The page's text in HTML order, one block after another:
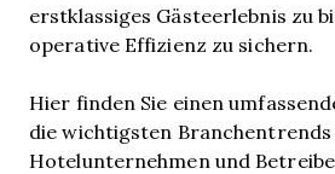
erstklassiges Gästeerlebnis zu
operative Effizienz zu sichern.
Hier finden Sie einen
die wichtigsten Branchentrends
Hotelunternehmen und